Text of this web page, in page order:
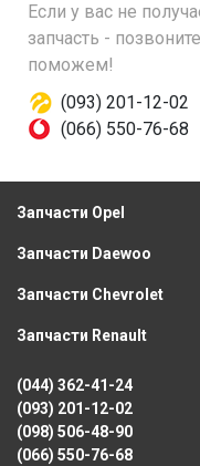
Если у вас не
запчасть -
поможем!
(093) 201-12-02
(066) 550-76-68
Запчасти Opel
Запчасти Daewoo
Запчасти Chevrolet
Запчасти Renault
(044) 362-41-24
(093) 201-12-02
(098) 506-48-90
(066) 550-76-68